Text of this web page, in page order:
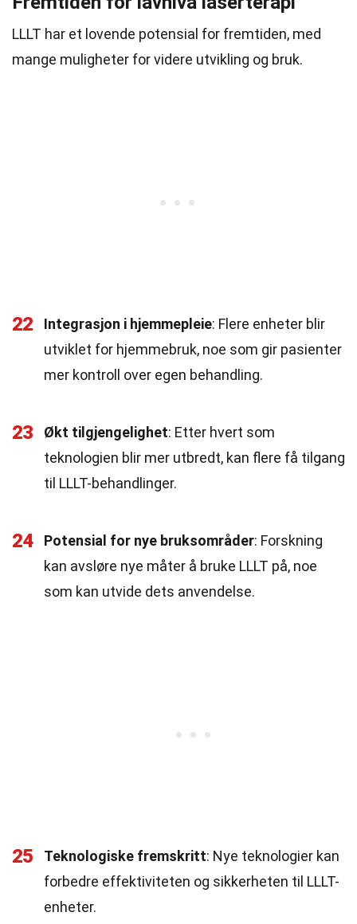
LLLT har et lovende potensial for fremtiden, med
mange muligheter for videre utvikling og bruk.
22 Integrasjon i hjemmepleie: Flere enheter blir
utviklet for hjemmebruk, noe som gir pasienter
mer kontroll over egen behandling.
23 Økt tilgjengelighet: Etter hvert som
teknologien blir mer utbredt, kan flere få tilgang
til LLLT-behandlinger.
24 Potensial for nye bruksområder: Forskning
kan avsløre nye måter å bruke LLLT på, noe
som kan utvide dets anvendelse.
25 Teknologiske fremskritt: Nye teknologier kan
forbedre effektiviteten og sikkerheten til LLLT-
enheter.